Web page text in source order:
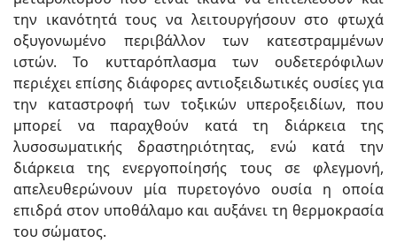
την ικανότητά τους να λειτουργήσουν στο φτωχά
οξυγονωμένο περιβάλλον των κατεστραμμένων
ιστών. Το κυτταρόπλασμα των ουδετερόφιλων
περιέχει επίσης διάφορες αντιοξειδωτικές ουσίες για
την καταστροφή των τοξικών υπεροξειδίων, που
μπορεί να παραχθούν κατά τη διάρκεια της
λυσοσωματικής δραστηριότητας, ενώ κατά την
διάρκεια της ενεργοποίησής τους σε φλεγμονή,
απελευθερώνουν μία πυρετογόνο ουσία η οποία
επιδρά στον υποθάλαμο και αυξάνει τη θερμοκρασία
του σώματος.